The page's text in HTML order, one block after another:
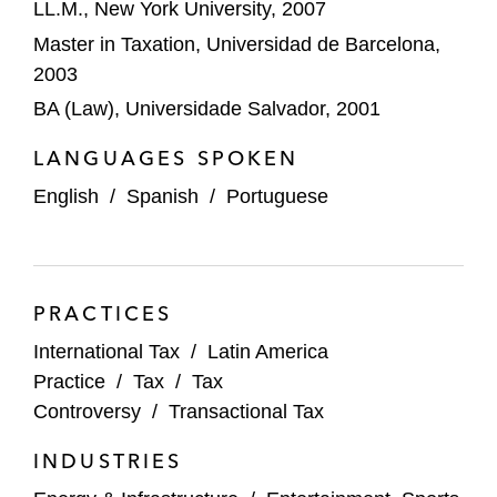
Karnov Group, en la oferta de adquisición
de Thomson Reuters en España y de
Repsol, empresa energética española, en
la venta de sus activos upstream en
producción de petróleo y gas de reciente
creación, por US$4.800 millones
CVC, en su inversión en LaLiga para el
lanzamiento de LaLiga Impulso, un
proyecto para potenciar el crecimiento
global de LaLiga y de sus clubes, por
LL.M., New York University, 2007
Master in Taxation, Universidad de Barcelona,
2003
BA (Law), Universidade Salvador, 2001
LANGUAGES SPOKEN
English / Spanish / Portuguese
PRACTICES
International Tax / Latin America
Practice / Tax / Tax
Controversy / Transactional Tax
INDUSTRIES